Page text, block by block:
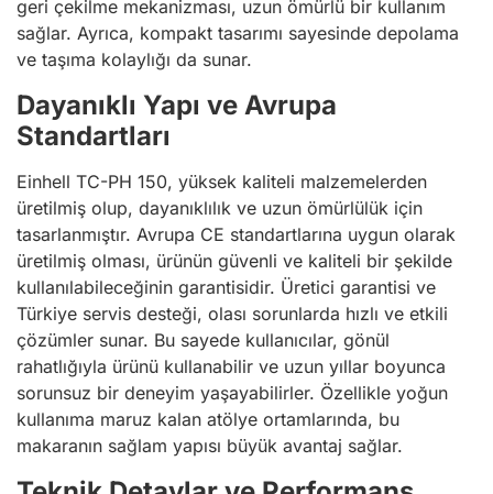
geri çekilme mekanizması, uzun ömürlü bir kullanım
sağlar. Ayrıca, kompakt tasarımı sayesinde depolama
ve taşıma kolaylığı da sunar.
Dayanıklı Yapı ve Avrupa
Standartları
Einhell TC-PH 150, yüksek kaliteli malzemelerden
üretilmiş olup, dayanıklılık ve uzun ömürlülük için
tasarlanmıştır. Avrupa CE standartlarına uygun olarak
üretilmiş olması, ürünün güvenli ve kaliteli bir şekilde
kullanılabileceğinin garantisidir. Üretici garantisi ve
Türkiye servis desteği, olası sorunlarda hızlı ve etkili
çözümler sunar. Bu sayede kullanıcılar, gönül
rahatlığıyla ürünü kullanabilir ve uzun yıllar boyunca
sorunsuz bir deneyim yaşayabilirler. Özellikle yoğun
kullanıma maruz kalan atölye ortamlarında, bu
makaranın sağlam yapısı büyük avantaj sağlar.